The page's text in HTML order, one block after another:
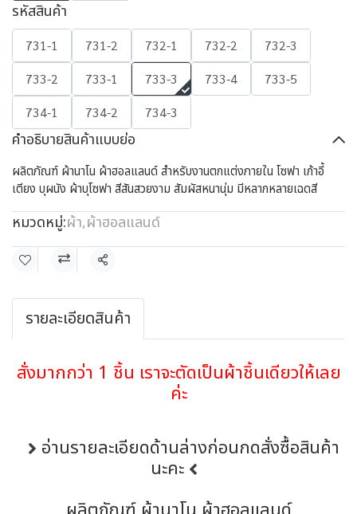
รหัสสินค้า
731-1 731-2 732-1 732-2
732-3
733-2
733-1 733-3 733-4
733-5
734-1
734-2 734-3
คำอธิบายสินค้าแบบย่อ
ผลิตภัณฑ์ ผ้านาโน ผ้าฮอลแลนด์ สำหรับงานตกแต่งภายใน โซฟา เก้าอี้
เตียง บุผนัง ผ้าบุโซฟา สีสันสวยงาม สัมผัสหนานุ่ม มีหลากหลายเฉดสี
หมวดหมู่:ผ้า,ผ้าฮอลแลนด์
แชร์
รายละเอียดสินค้า
สั่งมากกว่า 1 ชิ้น เราจะตัดเป็นผ้าชิ้นเดียวให้เลย
ค่ะ
อ่านรายละเอียดด้านล่างก่อนกดสั่งซื้อสินค้า
นะคะ